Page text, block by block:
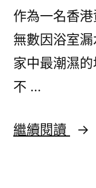
教
你
一
解
作為一名香
無數因浴室
家中最潮濕
不 …
繼續閱讀
浴